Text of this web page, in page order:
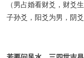
（男占婚看财爻，财爻
子孙爻，阳爻为男，阴爻